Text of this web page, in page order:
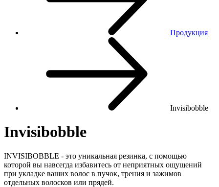
Продукция
Invisibobble
Invisibobble
INVISIBOBBLE - это уникальная резинка, с помощью
которой вы навсегда избавитесь от неприятных ощущений
при укладке ваших волос в пучок, трения и зажимов
отдельных волосков или прядей.